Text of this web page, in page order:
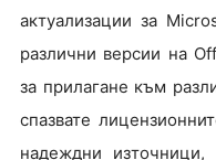
актуализации за
различни версии на
за прилагане към
спазвате
надеждни